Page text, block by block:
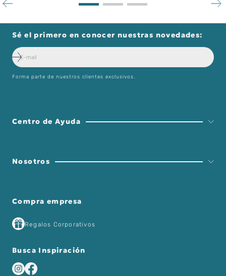
Sé el primero en conocer nuestras novedades:
Forma parte de nuestros clientes exclusivos.
Centro de Ayuda
Nosotros
Compra empresa
Regalos Corporativos
Busca Inspiración